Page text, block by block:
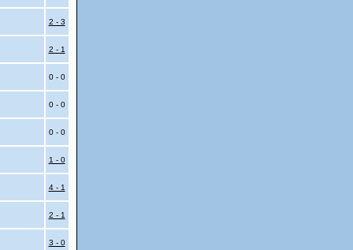
2 - 3
2 - 1
0 - 0
0 - 0
0 - 0
1 - 0
4 - 1
2 - 1
3 - 0